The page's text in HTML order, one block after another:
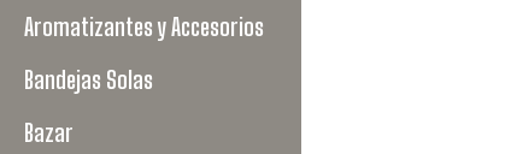
Aromatizantes y Accesorios
Bandejas Solas
Bazar